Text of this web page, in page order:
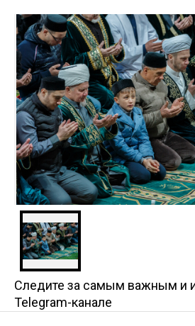
Следите за самым важным и
Telegram-канале